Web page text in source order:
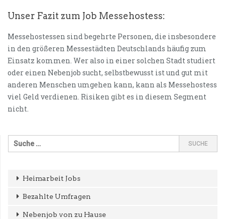
Unser Fazit zum Job Messehostess:
Messehostessen sind begehrte Personen, die insbesondere
in den größeren Messestädten Deutschlands häufig zum
Einsatz kommen. Wer also in einer solchen Stadt studiert
oder einen Nebenjob sucht, selbstbewusst ist und gut mit
anderen Menschen umgehen kann, kann als Messehostess
viel Geld verdienen. Risiken gibt es in diesem Segment
nicht.
Heimarbeit Jobs
Bezahlte Umfragen
Nebenjob von zu Hause